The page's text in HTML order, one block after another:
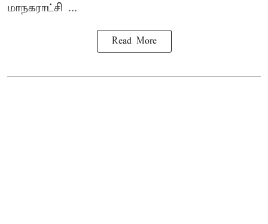
மாநகராட்சி ...
Read More